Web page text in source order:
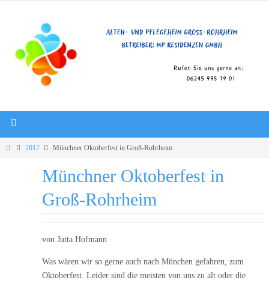
2017 Münchner Oktoberfest in Groß-Rohrheim
Münchner Oktoberfest in
Groß-Rohrheim
von Jutta Hofmann
Was wären wir so gerne auch nach München gefahren, zum
Oktoberfest. Leider sind die meisten von uns zu alt oder die